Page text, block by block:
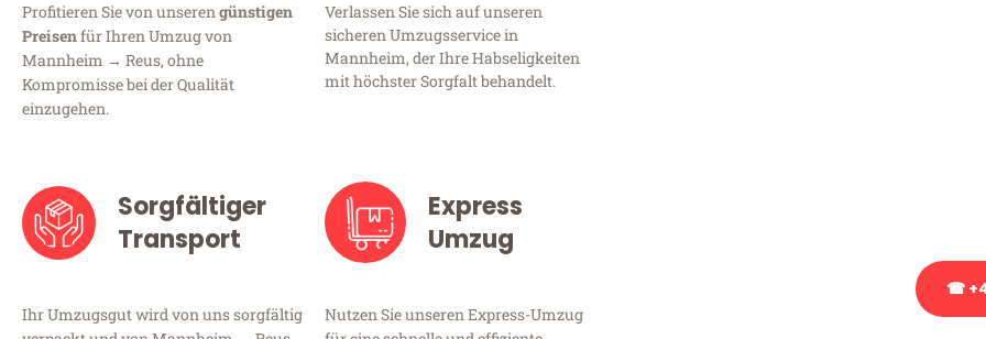
Profitieren Sie von unserengünstigen
Preisenfür Ihren Umzug von
Mannheim → Reus, ohne
Kompromisse bei der Qualität
einzugehen.
Verlassen Sie sich auf unseren
sicheren Umzugsservice in
Mannheim, der Ihre Habseligkeiten
mit höchster Sorgfalt behandelt.
Sorgfältiger
Transport
Ihr Umzugsgut wird von uns sorgfältig
Express
Umzug
Nutzen Sie unseren Express-Umzug
☎